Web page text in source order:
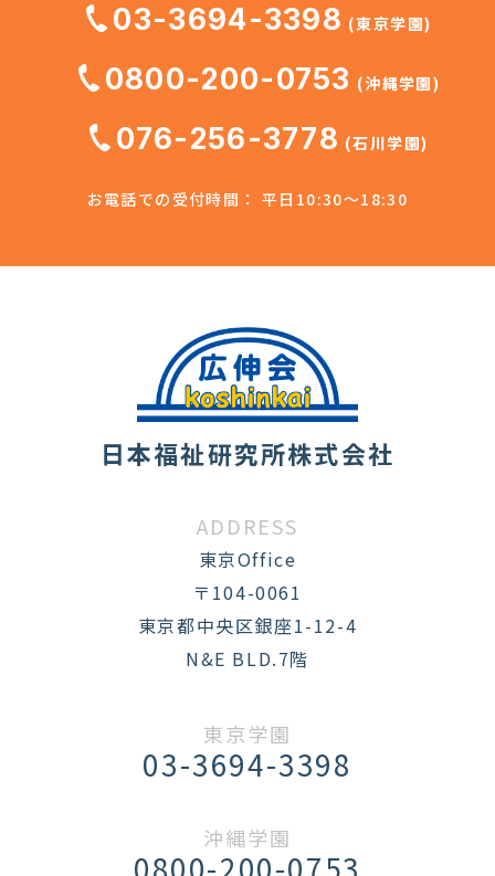
03-3694-3398 (東京学園)
0800-200-0753 (沖縄学園)
076-256-3778 (石川学園)
お電話での受付時間： 平日10:30～18:30
日本福祉研究所株式会社
ADDRESS
東京Office
〒104-0061
東京都中央区銀座1-12-4
N&E BLD.7階
東京学園
03-3694-3398
沖縄学園
0800-200-0753